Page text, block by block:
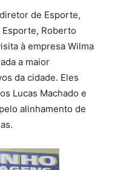
de Esporte,
Roberto
à empresa Wilma
a maior
da cidade. Eles
Lucas Machado e
alinhamento de